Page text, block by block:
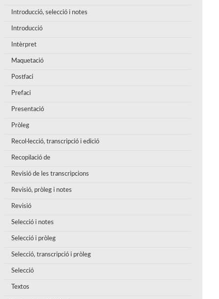
Introducció, selecció i notes
Introducció
Intèrpret
Maquetació
Postfaci
Prefaci
Presentació
Pròleg
Recol·lecció, transcripció i edició
Recopilació de
Revisió de les transcripcions
Revisió, pròleg i notes
Revisió
Selecció i notes
Selecció i pròleg
Selecció, transcripció i pròleg
Selecció
Textos